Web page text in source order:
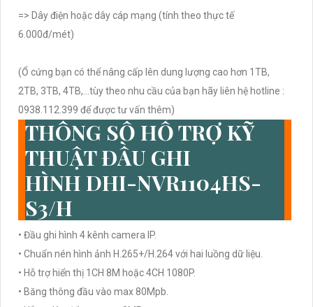
=> Dây điện hoặc dây cáp mạng (tính theo thực tế
6.000đ/mét)
(Ổ cứng bạn có thể nâng cấp lên dung lượng cao hơn 1TB,
2TB, 3TB, 4TB,...tùy theo nhu cầu của bạn hãy liên hệ hotline :
0938.112.399 để được tư vấn thêm)
THÔNG SỐ HỖ TRỢ KỸ
THUẬT ĐẦU GHI
HÌNH DHI-NVR1104HS-
S3/H
• Đầu ghi hình 4 kênh camera IP.
• Chuẩn nén hình ảnh H.265+/H.264 với hai luồng dữ liệu.
• Hỗ trợ hiển thị 1CH 8M hoặc 4CH 1080P.
• Băng thông đầu vào max 80Mpb.